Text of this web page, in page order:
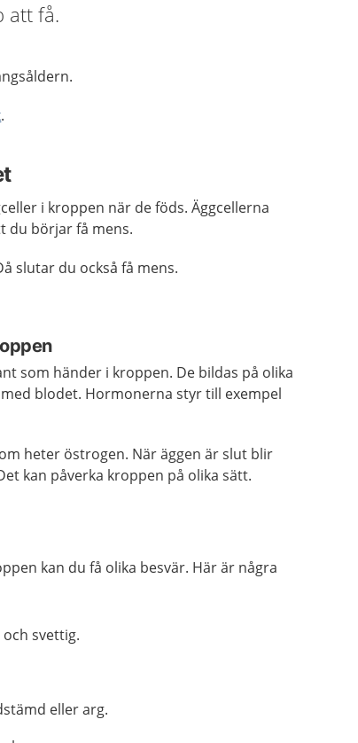
att få.
.
i kroppen när de föds. Äggcellerna
du börjar få mens.
slutar du också få mens.
som händer i kroppen. De bildas på olika
blodet. Hormonerna styr till exempel
heter östrogen. När äggen är slut blir
kan påverka kroppen på olika sätt.
kan du få olika besvär. Här är några
svettig.
eller arg.